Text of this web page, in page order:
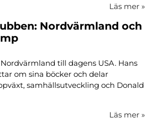
Läs mer »
Nordvärmland och
till dagens USA. Hans
om sina böcker och delar
samhällsutveckling och Donald
Läs mer »